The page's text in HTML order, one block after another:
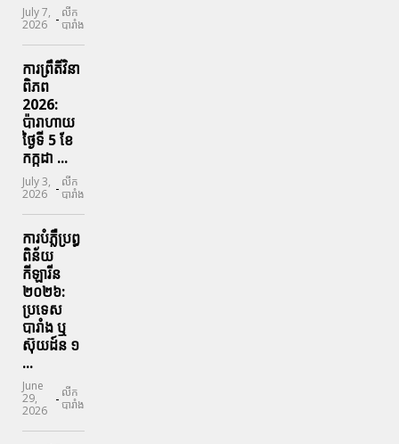
July 7,
2026 - លីក
បារាំង
ការព្រឹតិ៍វិនា
ពិភព
2026:
ប៉ារាហាយ
ថ្ងៃទី 5 ខែ
កក្កដា ...
July 3,
2026 - លីក
បារាំង
ការបំភ្លឺប្រព្ធ​
ពិន័យ​
កីឡារីន​
២០២៦:
ប្រទេស​
បារាំង​ ឬ​
ស៊ុយដ៍ន​ ១
...
June
29,
2026
- លីក
បារាំង